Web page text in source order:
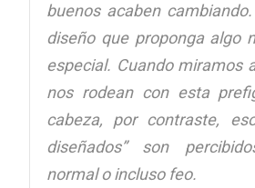
buenos acaben
diseño que proponga algo
especial. Cuando miramos
nos rodean con esta
cabeza, por contraste,
diseñados” son
normal o incluso feo.